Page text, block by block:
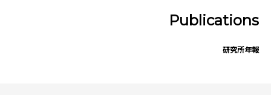
Publications
研究所年報